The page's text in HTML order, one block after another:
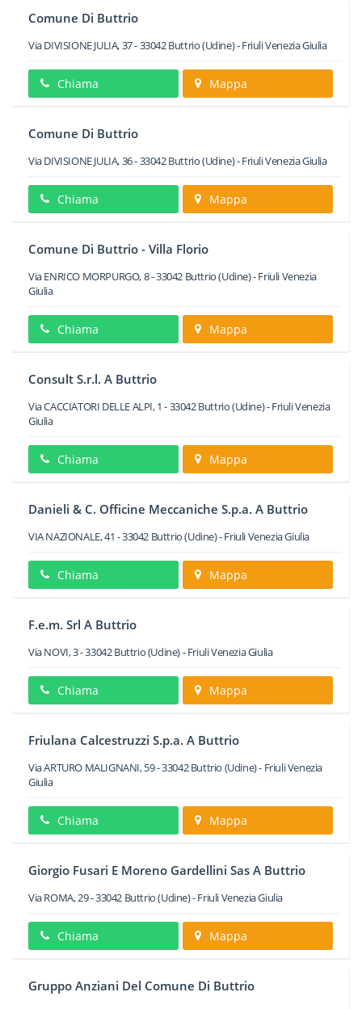
Comune Di Buttrio
Via DIVISIONE JULIA, 37-33042Buttrio(Udine) -Friuli Venezia Giulia
Chiama Mappa
Comune Di Buttrio
Via DIVISIONE JULIA, 36-33042Buttrio(Udine) -Friuli Venezia Giulia
Chiama Mappa
Comune Di Buttrio - Villa Florio
Via ENRICO MORPURGO, 8-33042 Buttrio(Udine) -Friuli Venezia
Giulia
Chiama Mappa
Consult S.r.l. A Buttrio
Via CACCIATORI DELLE ALPI, 1 -33042Buttrio(Udine) -Friuli Venezia
Giulia
Chiama Mappa
Danieli & C. Officine Meccaniche S.p.a. A Buttrio
VIA NAZIONALE, 41 -33042 Buttrio(Udine) -Friuli Venezia Giulia
Chiama Mappa
F.e.m. Srl A Buttrio
Via NOVI, 3-33042Buttrio(Udine) -Friuli Venezia Giulia
Chiama Mappa
Friulana Calcestruzzi S.p.a. A Buttrio
Via ARTURO MALIGNANI, 59-33042 Buttrio (Udine) - Friuli Venezia
Giulia
Chiama Mappa
Giorgio Fusari E Moreno Gardellini Sas A Buttrio
Via ROMA, 29-33042 Buttrio(Udine) -Friuli Venezia Giulia
Chiama Mappa
Gruppo Anziani Del Comune Di Buttrio